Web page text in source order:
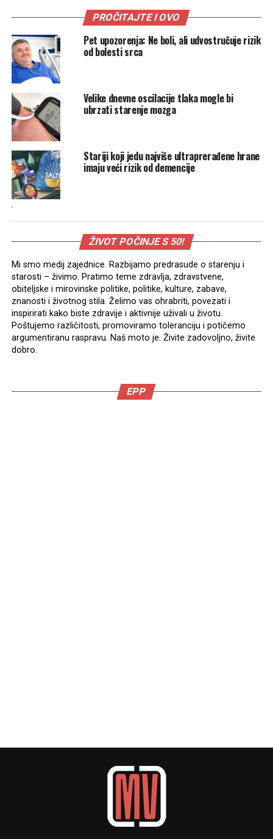
PROČITAJTE I OVO
Pet upozorenja: Ne boli, ali udvostručuje rizik
od bolesti srca
Velike dnevne oscilacije tlaka mogle bi
ubrzati starenje mozga
Stariji koji jedu najviše ultraprerađene hrane
imaju veći rizik od demencije
.
ŽIVOT POČINJE S 50!
Mi smo medij zajednice. Razbijamo predrasude o starenju i
starosti – živimo. Pratimo teme zdravlja, zdravstvene,
obiteljske i mirovinske politike, politike, kulture, zabave,
znanosti i životnog stila. Želimo vas ohrabriti, povezati i
inspirirati kako biste zdravije i aktivnije uživali u životu.
Poštujemo različitosti, promoviramo toleranciju i potičemo
argumentiranu raspravu. Naš moto je: Živite zadovoljno, živite
dobro.
EPP